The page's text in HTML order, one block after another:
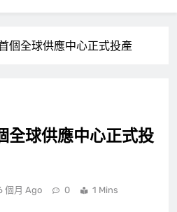
個全球供應中心正式投產
全球供應中心正式投
個月 Ago 0 1 Mins